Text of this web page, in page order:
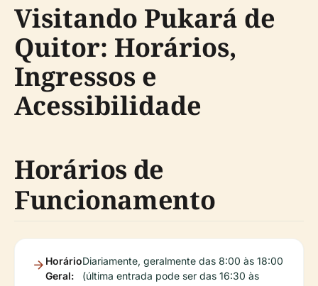
Visitando Pukará de
Quitor: Horários,
Ingressos e
Acessibilidade
Horários de
Funcionamento
Horário
Geral:
Diariamente, geralmente das 8:00 às 18:00
(última entrada pode ser das 16:30 às